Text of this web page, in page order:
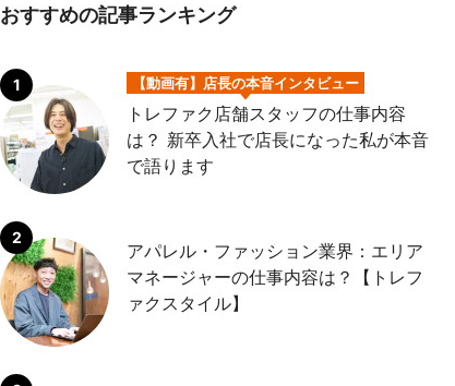
おすすめの記事ランキング
【動画有】店長の本音インタビュー
トレファク店舗スタッフの仕事内容
は？ 新卒入社で店長になった私が本音
で語ります
アパレル・ファッション業界：エリア
マネージャーの仕事内容は？【トレフ
ァクスタイル】